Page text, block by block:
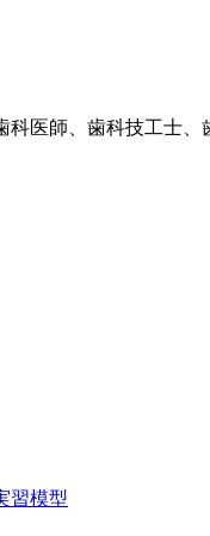
医師、歯科技工士
習模型